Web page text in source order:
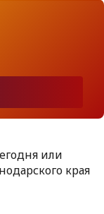
или
края